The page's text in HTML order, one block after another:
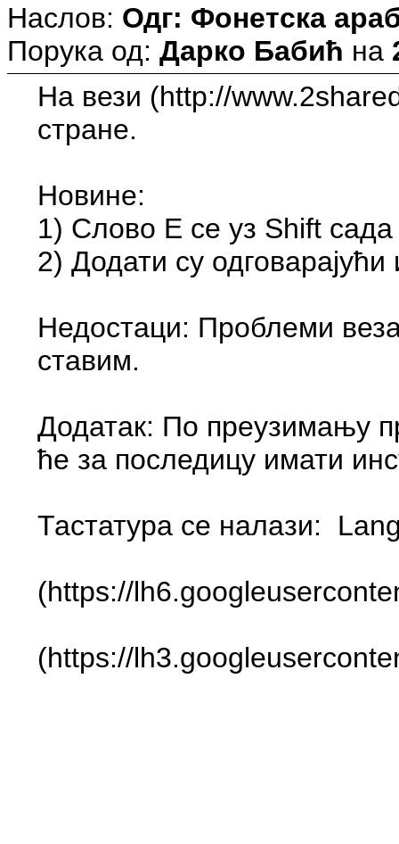
Наслов: Одг: Фонетска
Порука од: Дарко Бабић на
На вези (http://
стране.
Новине:
Недостаци: Проблеми
ставим.
Додатак: По преузимању
ће за последицу имати
Тастатура се налази:
(https://
(https://